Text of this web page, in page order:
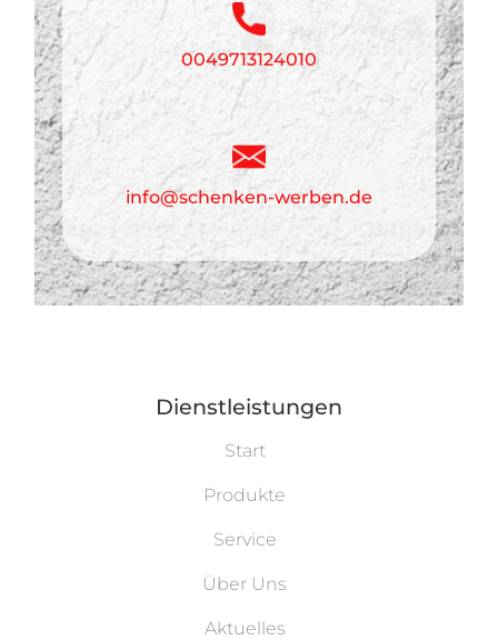
0049713124010
info@schenken-werben.de
Dienstleistungen
Start
Produkte
Service
Über Uns
Aktuelles